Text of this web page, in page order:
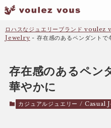
ロハスなジュエリーブランド voulez
Jewelry -存在感のあるペンダントで
存在感のあるペン
華やかに
カジュアルジュエリー / Casual